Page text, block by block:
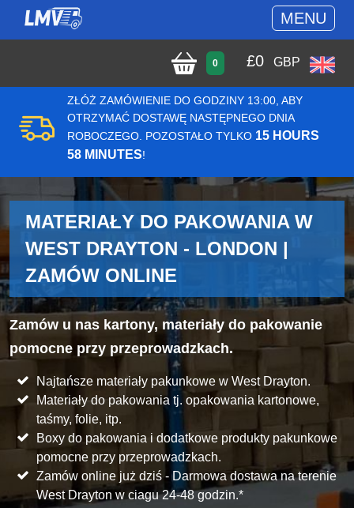
MENU
0 £0 GBP
ZŁÓŻ ZAMÓWIENIE DO GODZINY 13:00, ABY
OTRZYMAĆ DOSTAWĘ NASTĘPNEGO DNIA
ROBOCZEGO. POZOSTAŁO TYLKO 15 HOURS
58 MINUTES!
MATERIAŁY DO PAKOWANIA W
WEST DRAYTON - LONDON |
ZAMÓW ONLINE
Zamów u nas kartony, materiały do pakowanie
pomocne przy przeprowadzkach.
Najtańsze materiały pakunkowe w West Drayton.
Materiały do pakowania tj. opakowania kartonowe,
taśmy, folie, itp.
Boxy do pakowania i dodatkowe produkty pakunkowe
pomocne przy przeprowadzkach.
Zamów online już dziś - Darmowa dostawa na terenie
West Drayton w ciagu 24-48 godzin.*